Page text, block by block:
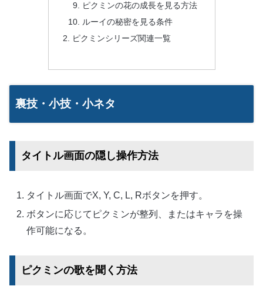
ピクミンの花の成長を見る方法
ルーイの秘密を見る条件
ピクミンシリーズ関連一覧
裏技・小技・小ネタ
タイトル画面の隠し操作方法
タイトル画面でX, Y, C, L, Rボタンを押す。
ボタンに応じてピクミンが整列、またはキャラを操
作可能になる。
ピクミンの歌を聞く方法